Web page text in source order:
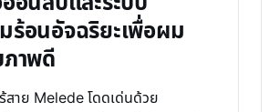
ร้อนอัจฉริยะเพื่อผม
าพดี
สาย Melede โดดเด่นด้วย